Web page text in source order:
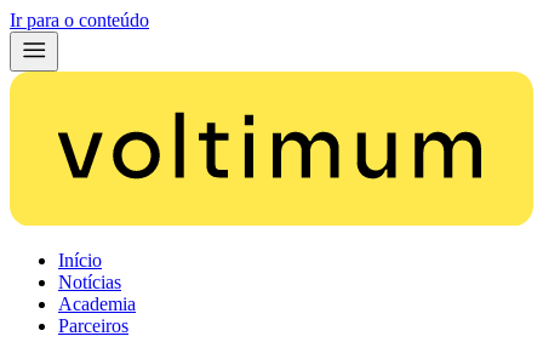
Ir para o conteúdo
Início
Notícias
Academia
Parceiros